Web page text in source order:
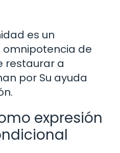
es un
de
restaurar a
por Su ayuda
expresión